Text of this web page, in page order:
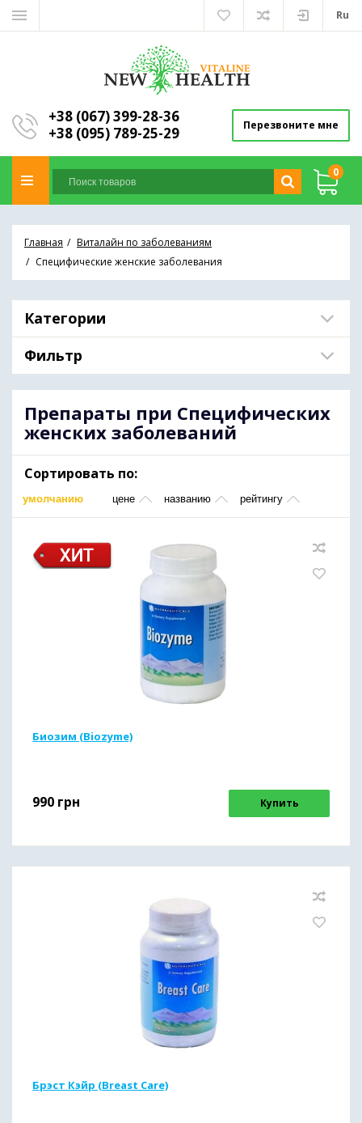
Ru
+38 (067) 399-28-36
+38 (095) 789-25-29
Перезвоните мне
0
Главная
Виталайн по заболеваниям
Специфические женские заболевания
Категории
Фильтр
Препараты при Специфических
женских заболеваний
Сортировать по:
умолчанию цене названию рейтингу
Биозим (Biozyme)
990 грн Купить
Брэст Кэйр (Breast Care)